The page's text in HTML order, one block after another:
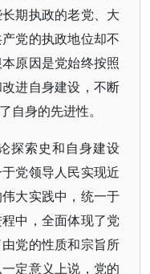
期执政的老党、大
党的执政地位却不
原因是党始终按照
进自身建设，不断
自身的先进性。
探索史和自身建设
党领导人民实现近
大实践中，统一于
中，全面体现了党
党的性质和宗旨所
定意义上说，党的